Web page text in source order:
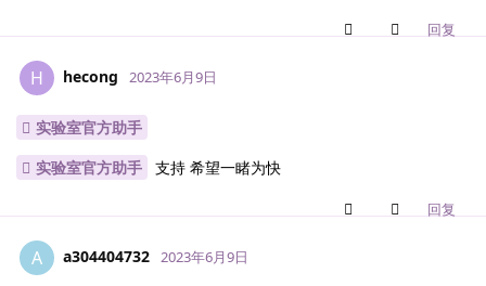
回复
H hecong 2023年6月9日
实验室官方助手
实验室官方助手
支持 希望一睹为快
回复
A a304404732 2023年6月9日